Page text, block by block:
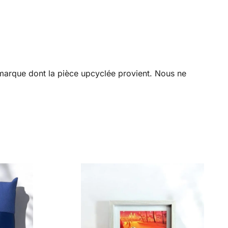
dont la pièce upcyclée provient. Nous ne